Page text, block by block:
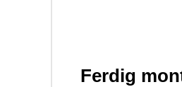
Ferdig